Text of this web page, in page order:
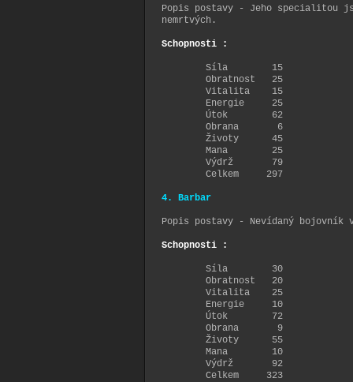
Popis postavy - Jeho specialitou
nemrtvých.
Schopnosti :
Síla 15
Obratnost 25
Vitalita 15
Energie 25
Útok 62
Obrana 6
Životy 45
Mana 25
Výdrž 79
Celkem 297
4. Barbar
Popis postavy - Nevídaný
Schopnosti :
Síla 30
Obratnost 20
Vitalita 25
Energie 10
Útok 72
Obrana 9
Životy 55
Mana 10
Výdrž 92
Celkem 323